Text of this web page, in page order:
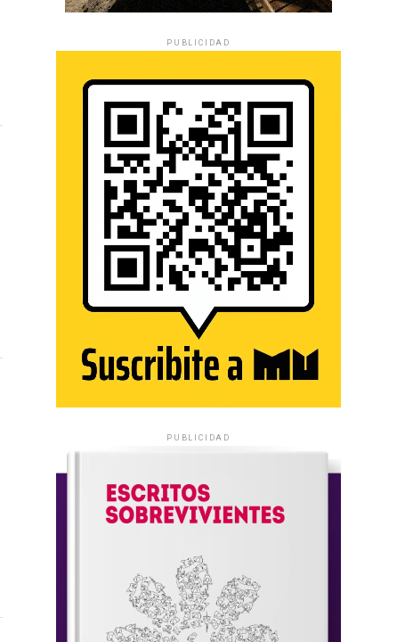
PUBLICIDAD
PUBLICIDAD